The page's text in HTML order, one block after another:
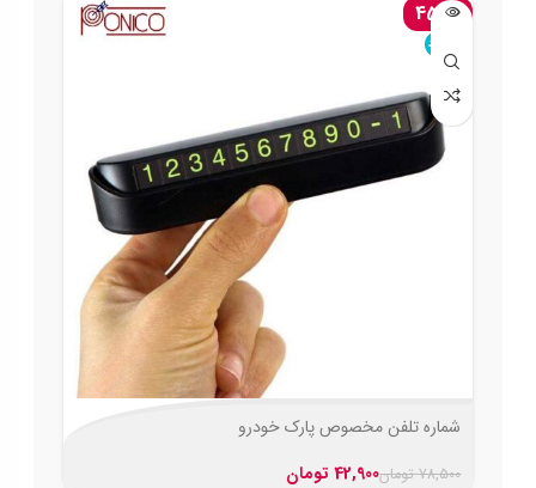
-45%
ناموجود
شماره تلفن مخصوص پارک خودرو
78,500 تومان42,900 تومان